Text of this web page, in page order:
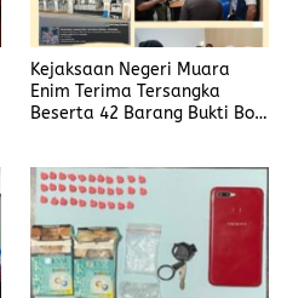
Kejaksaan Negeri Muara
Enim Terima Tersangka
Beserta 42 Barang Bukti Bobi